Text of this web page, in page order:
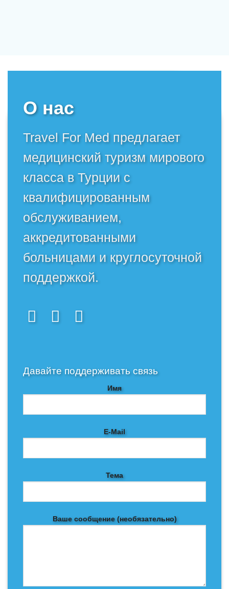
О нас
Travel For Med предлагает
медицинский туризм мирового
класса в Турции с
квалифицированным
обслуживанием,
аккредитованными
больницами и круглосуточной
поддержкой.
Давайте поддерживать связь
Имя
E-Mail
Тема
Ваше сообщение (необязательно)